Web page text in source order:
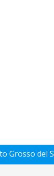
Grosso del